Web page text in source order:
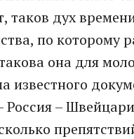
таков дух
по которому
она для
известного
–